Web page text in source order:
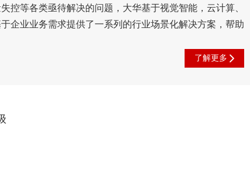
控等各类亟待解决的问题，大华基于视觉智能，云计算、
企业业务需求提供了一系列的行业场景化解决方案，帮助
了解更多